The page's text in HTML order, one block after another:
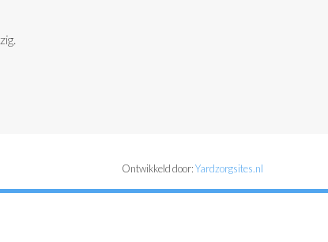
Ontwikkeld door:Yardzorgsites.nl